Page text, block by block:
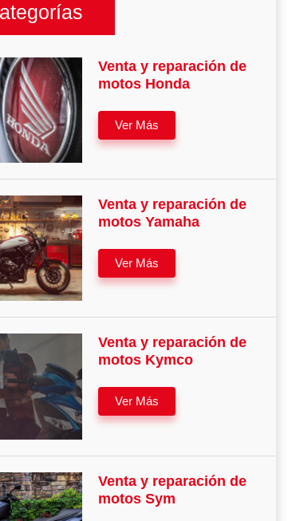
Venta y reparación de
motos Honda
Ver Más
Venta y reparación de
motos Yamaha
Ver Más
Venta y reparación de
motos Kymco
Ver Más
Venta y reparación de
motos Sym